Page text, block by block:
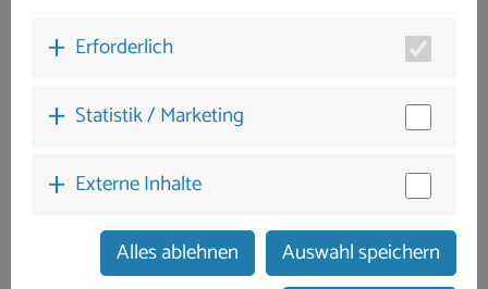
Erforderlich
Statistik / Marketing
Externe Inhalte
Alles ablehnen
Auswahl speichern